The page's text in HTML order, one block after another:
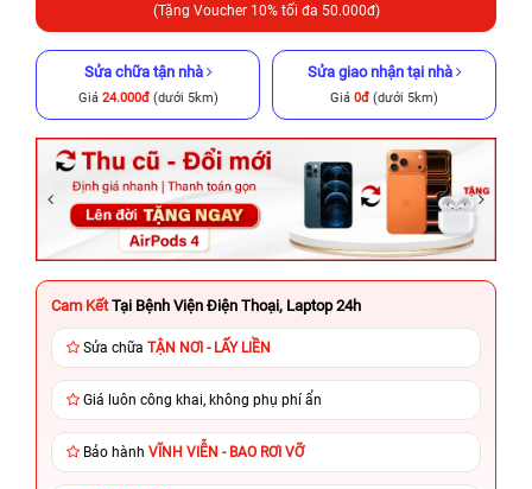
(Tặng Voucher 10% tối đa 50.000đ)
Sửa chữa tận nhà
Giá 24.000đ(dưới 5km)
Sửa giao nhận tại nhà
Giá 0đ (dưới 5km)
Cam Kết Tại Bệnh Viện Điện Thoại, Laptop 24h
Sửa chữa TẬN NƠI - LẤY LIỀN
Giá luôn công khai, không phụ phí ẩn
Bảo hành VĨNH VIỄN - BAO RƠI VỠ